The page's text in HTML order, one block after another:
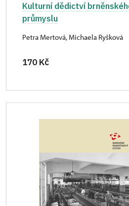
Kulturní dědictví
průmyslu
Petra Mertová, Michaela Ryšková
170 Kč